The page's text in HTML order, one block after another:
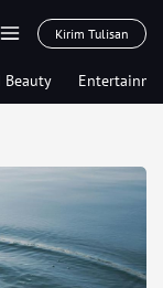
Kirim Tulisan
Beauty